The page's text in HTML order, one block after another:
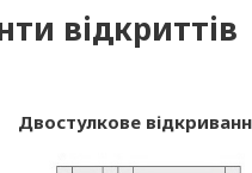
відкриттів
Двостулкове